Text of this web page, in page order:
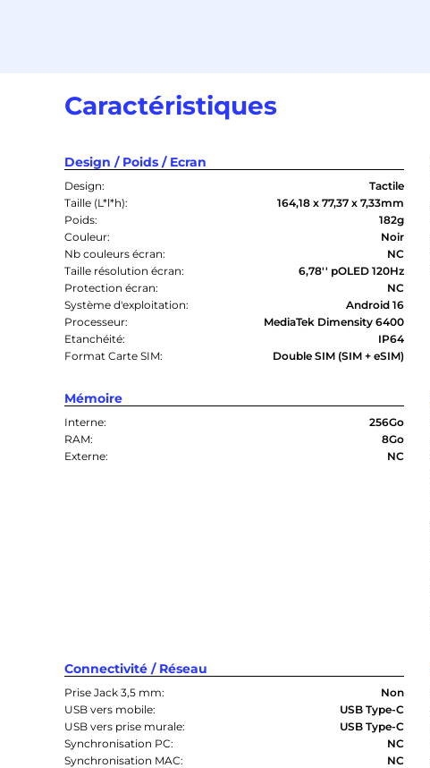
Caractéristiques
Design / Poids / Ecran
Design:
Tactile
Taille (L*l*h):
164,18 x 77,37 x 7,33mm
Poids:
182g
Couleur:
Noir
Nb couleurs écran:
NC
Taille résolution écran:
6,78'' pOLED 120Hz
Protection écran:
NC
Système d'exploitation:
Android 16
Processeur:
MediaTek Dimensity 6400
Etanchéité:
IP64
Format Carte SIM:
Double SIM (SIM + eSIM)
Mémoire
Interne:
256Go
RAM:
8Go
Externe:
NC
Connectivité / Réseau
Prise Jack 3,5 mm:
Non
USB vers mobile:
USB Type-C
USB vers prise murale:
USB Type-C
Synchronisation PC:
NC
Synchronisation MAC:
NC